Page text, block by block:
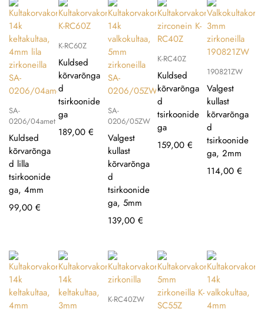
SA-
0206/04amet
Kuldsed
kõrvarõnga
d lilla
tsirkoonide
ga, 4mm
99,00 €
K-RC60Z
Kuldsed
kõrvarõnga
d
tsirkoonide
ga
189,00 €
SA-
0206/05ZW
Valgest
kullast
kõrvarõnga
d
tsirkoonide
ga, 5mm
139,00 €
K-RC40Z
Kuldsed
kõrvarõnga
d
tsirkoonide
ga
159,00 €
190821ZW
Valgest
kullast
kõrvarõnga
d
tsirkoonide
ga, 2mm
114,00 €
K-RC40ZW